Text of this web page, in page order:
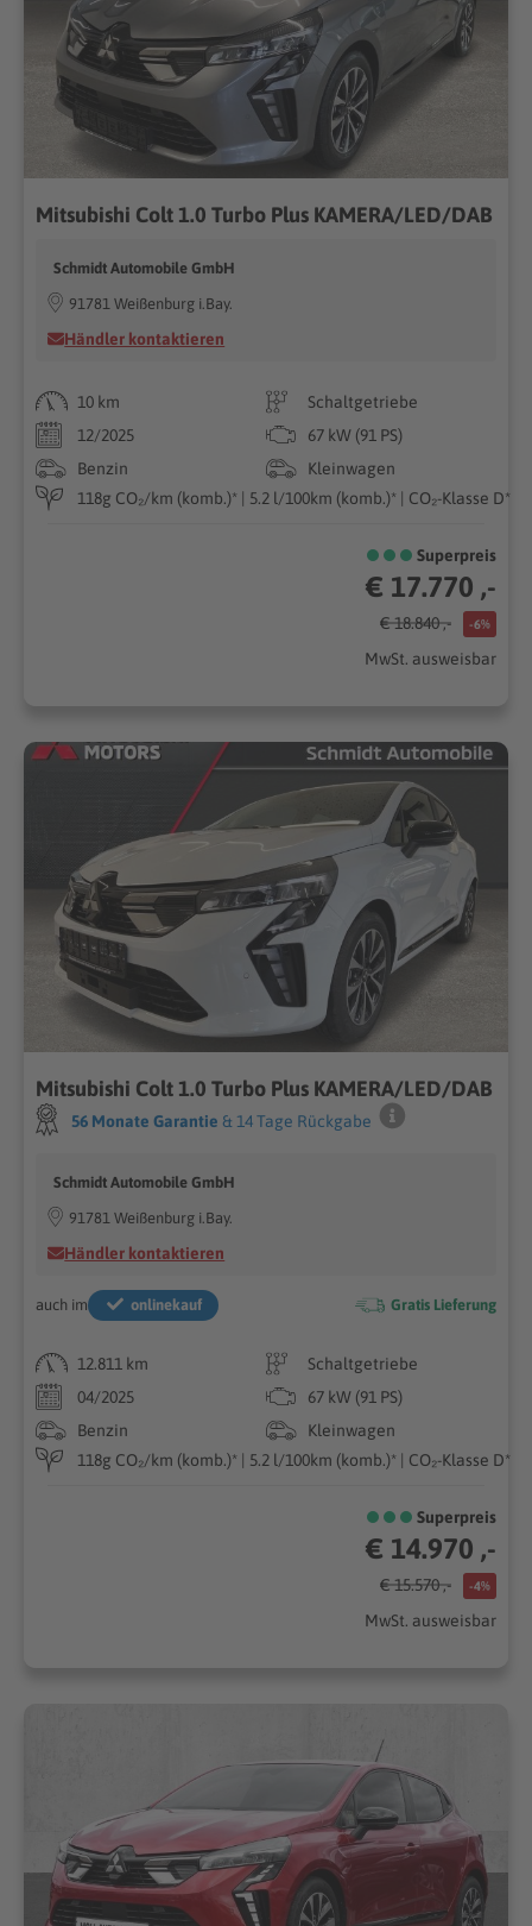
Mitsubishi Colt 1.0 Turbo Plus KAMERA/LED/DAB
Schmidt Automobile GmbH
91781 Weißenburg i.Bay.
Händler kontaktieren
10 km
Schaltgetriebe
12/2025
67 kW (91 PS)
Benzin
Kleinwagen
118g CO₂/km (komb.)* | 5.2 l/100km (komb.)* | CO₂-Klasse D*
Superpreis
€ 17.770 ,-
€ 18.840 ,- -6%
MwSt. ausweisbar
Mitsubishi Colt 1.0 Turbo Plus KAMERA/LED/DAB
56 Monate Garantie & 14 Tage Rückgabe
Schmidt Automobile GmbH
91781 Weißenburg i.Bay.
Händler kontaktieren
auch im onlinekauf Gratis Lieferung
12.811 km
Schaltgetriebe
04/2025
67 kW (91 PS)
Benzin
Kleinwagen
118g CO₂/km (komb.)* | 5.2 l/100km (komb.)* | CO₂-Klasse D*
Superpreis
€ 14.970 ,-
€ 15.570 ,- -4%
MwSt. ausweisbar